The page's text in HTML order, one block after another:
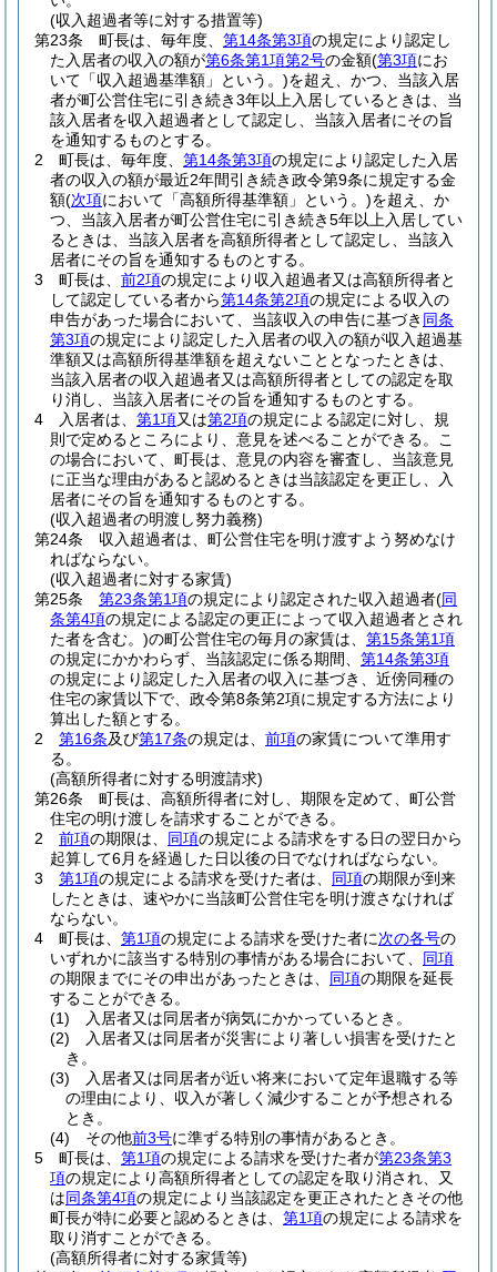
(収入超過者等に対する措置等)
第23条
町長は、毎年度、 第14条第3項の規定により認定し
た入居者の収入の額が第6条第1項第2号の金額(第3項にお
いて「収入超過基準額」という。)を超え、かつ、当該入居
者が町公営住宅に引き続き3年以上入居しているときは、当
該入居者を収入超過者として認定し、当該入居者にその旨
を通知するものとする。
2
町長は、毎年度、 第14条第3項の規定により認定した入居
者の収入の額が最近2年間引き続き政令第9条に規定する金
額(次項において「高額所得基準額」という。)を超え、か
つ、当該入居者が町公営住宅に引き続き5年以上入居してい
るときは、当該入居者を高額所得者として認定し、当該入
居者にその旨を通知するものとする。
3
町長は、 前2項の規定により収入超過者又は高額所得者と
して認定している者から第14条第2項の規定による収入の
申告があった場合において、当該収入の申告に基づき 同条
第3項の規定により認定した入居者の収入の額が収入超過基
準額又は高額所得基準額を超えないこととなったときは、
当該入居者の収入超過者又は高額所得者としての認定を取
り消し、当該入居者にその旨を通知するものとする。
4
入居者は、 第1項又は第2項の規定による認定に対し、規
則で定めるところにより、意見を述べることができる。
こ
の場合において、町長は、意見の内容を審査し、当該意見
に正当な理由があると認めるときは当該認定を更正し、入
居者にその旨を通知するものとする。
(収入超過者の明渡し努力義務)
第24条
収入超過者は、町公営住宅を明け渡すよう努めなけ
ればならない。
(収入超過者に対する家賃)
第25条
第23条第1項の規定により認定された収入超過者(同
条第4項の規定による認定の更正によって収入超過者とされ
た者を含む。)の町公営住宅の毎月の家賃は、 第15条第1項
の規定にかかわらず、当該認定に係る期間、 第14条第3項
の規定により認定した入居者の収入に基づき、近傍同種の
住宅の家賃以下で、政令第8条第2項に規定する方法により
算出した額とする。
2
第16条及び第17条の規定は、 前項の家賃について準用す
る。
(高額所得者に対する明渡請求)
第26条
町長は、高額所得者に対し、期限を定めて、町公営
住宅の明け渡しを請求することができる。
2
前項の期限は、 同項の規定による請求をする日の翌日から
起算して6月を経過した日以後の日でなければならない。
3
第1項の規定による請求を受けた者は、 同項の期限が到来
したときは、速やかに当該町公営住宅を明け渡さなければ
ならない。
4
町長は、 第1項の規定による請求を受けた者に次の各号の
いずれかに該当する特別の事情がある場合において、 同項
の期限までにその申出があったときは、 同項の期限を延長
することができる。
(1)
入居者又は同居者が病気にかかっているとき。
(2)
入居者又は同居者が災害により著しい損害を受けたと
き。
(3)
入居者又は同居者が近い将来において定年退職する等
の理由により、収入が著しく減少することが予想される
とき。
(4)
その他前3号に準ずる特別の事情があるとき。
5
町長は、 第1項の規定による請求を受けた者が第23条第3
項の規定により高額所得者としての認定を取り消され、又
は同条第4項の規定により当該認定を更正されたときその他
町長が特に必要と認めるときは、 第1項の規定による請求を
取り消すことができる。
(高額所得者に対する家賃等)